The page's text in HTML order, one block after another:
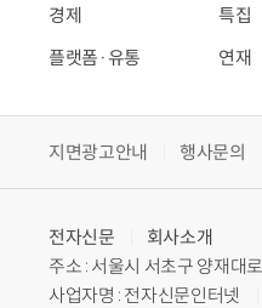
경제
플랫폼·유통
특집
연재
지면광고안내 행사문의
전자신문
회사소개
주소 : 서울시 서초구 양재대
사업자명 : 전자신문인터넷